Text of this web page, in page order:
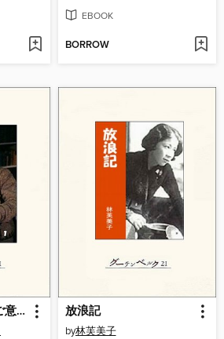
EBOOK
BORROW
ミス・マープルのご意見は? １ 放浪記
by林芙美子